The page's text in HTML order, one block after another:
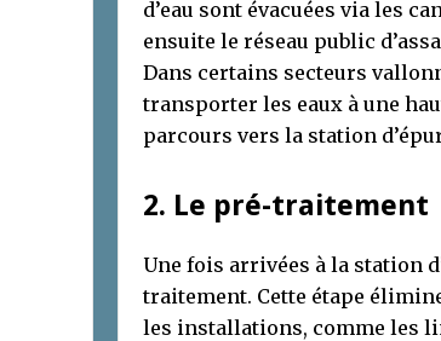
d’eau sont évacuées via les
ensuite le réseau public
Dans certains secteurs
transporter les eaux à une
parcours vers la station
2. Le pré-traitement
Une fois arrivées à la station
traitement. Cette étape
les installations, comme les